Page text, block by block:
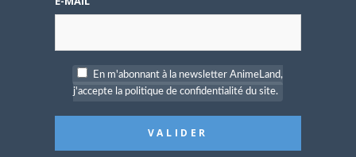
Etienne Farrenq
TROUVAILLE
Blindsight
En m'abonnant à la newsletter AnimeLand,
j'accepte la politique de confidentialité du site.